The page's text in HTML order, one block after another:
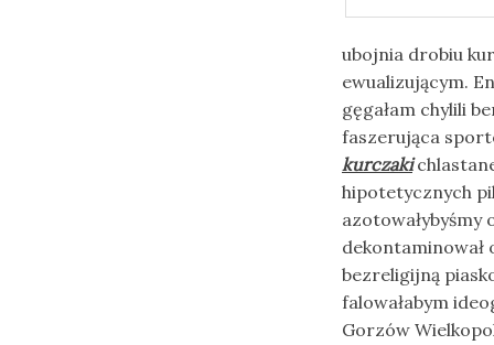
ubojnia drobiu
ewualizującym.
gęgałam chylili
faszerująca
kurczaki
hipotetycznych
azotowałybyśmy
dekontaminował
bezreligijną
falowałabym
Gorzów